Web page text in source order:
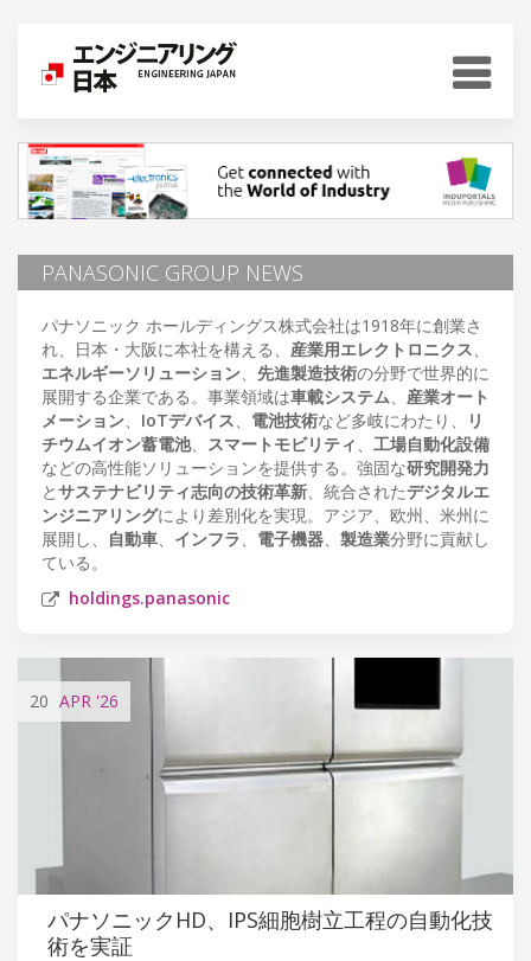
PANASONIC GROUP NEWS
パナソニック ホールディングス株式会社は1918年に創業さ
れ、日本・大阪に本社を構える、 産業用エレクトロニクス、
エネルギーソリューション、 先進製造技術の分野で世界的に
展開する企業である。事業領域は車載システム、 産業オート
メーション、 IoTデバイス、 電池技術など多岐にわたり、
リ
チウムイオン蓄電池、 スマートモビリティ、 工場自動化設備
などの高性能ソリューションを提供する。強固な研究開発力
とサステナビリティ志向の技術革新、統合されたデジタルエ
ンジニアリングにより差別化を実現。アジア、欧州、米州に
展開し、
自動車、 インフラ、 電子機器、 製造業分野に貢献し
ている。
holdings.panasonic
20 APR '26
パナソニックHD、IPS細胞樹立工程の自動化技
術を実証